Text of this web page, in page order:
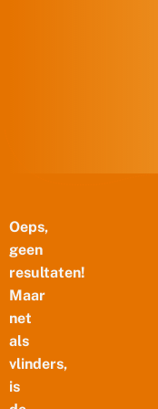
Oeps,
geen
resultaten!
Maar
net
als
vlinders,
is